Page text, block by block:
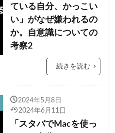
ている自分、かっこい
い」がなぜ嫌われるの
か。自意識についての
考察2
続きを読む
2024年5月8日
2024年6月11日
「スタバでMacを使っ